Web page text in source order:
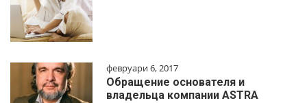
февруари 6, 2017
Обращение основателя и
владельца компании ASTRA